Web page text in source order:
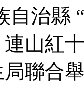
自治縣
山紅
聯合